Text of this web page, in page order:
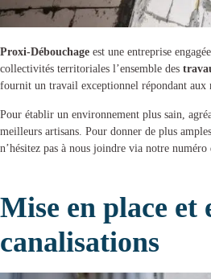
Proxi-Débouchage est une entreprise
collectivités territoriales l’ensemble des
fournit un travail exceptionnel répondant aux
Pour établir un environnement plus sain,
meilleurs artisans. Pour donner de plus
n’hésitez pas à nous joindre via notre
Mise en place et
canalisations